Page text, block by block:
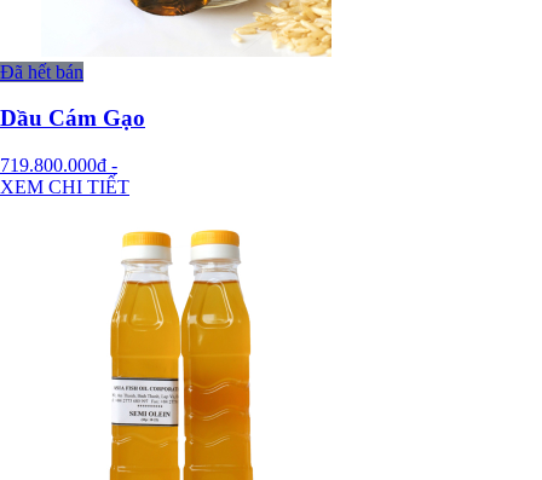
Đã hết bán
Dầu Cám Gạo
719.800.000đ -
XEM CHI TIẾT